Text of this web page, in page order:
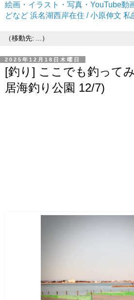
絵画・イラスト・写真・YouTube動
どなど 浜名湖西岸在住 / 小原伸文 私
2025年12月18日木曜日
[釣り] ここでも釣って
居海釣り公園 12/7)